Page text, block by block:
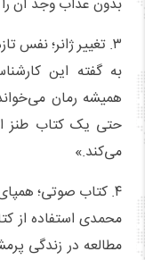
بدون عذاب وجد آن را
۳. تغییر ژانر؛ نفس‌ تازه در فضایی جدید
به گفته این
همیشه رمان
حتی یک کتاب طنز
می‌کند.»
۴. کتاب صوتی؛ همپای روزمرگی‌ها
محمدی استفاده از
مطالعه در زندگی